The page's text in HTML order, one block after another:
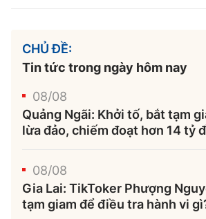
CHỦ ĐỀ:
Tin tức trong ngày hôm nay
08/08
Quảng Ngãi: Khởi tố, bắt tạm
lừa đảo, chiếm đoạt hơn 14 tỷ
08/08
Gia Lai: TikToker Phượng
tạm giam để điều tra hành vi